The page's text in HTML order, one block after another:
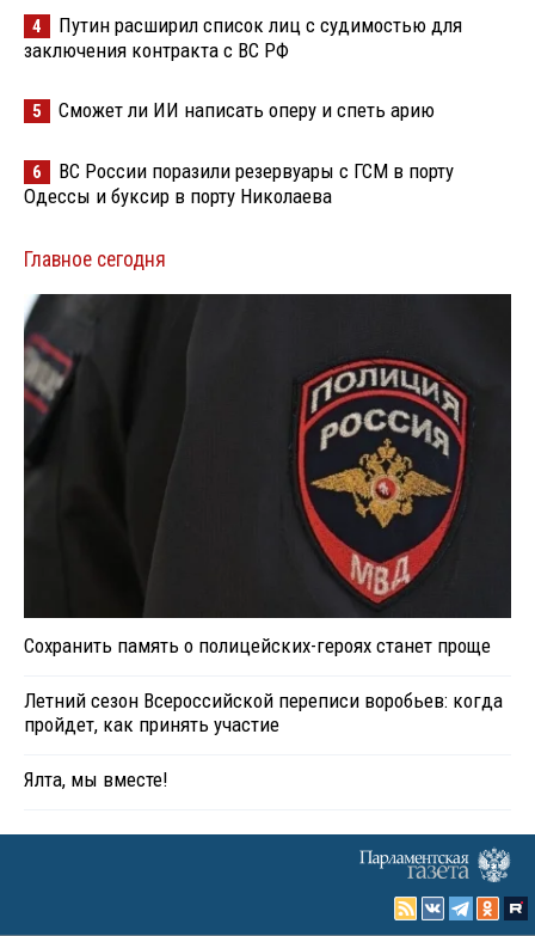
4
Путин расширил список лиц с судимостью для
заключения контракта с ВС РФ
5 Сможет ли ИИ написать оперу и спеть арию
6
ВС России поразили резервуары с ГСМ в порту
Одессы и буксир в порту Николаева
Главное сегодня
Сохранить память о полицейских-героях станет проще
Летний сезон Всероссийской переписи воробьев: когда
пройдет, как принять участие
Ялта, мы вместе!